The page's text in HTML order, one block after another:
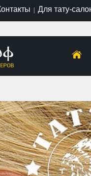
| Для тату-